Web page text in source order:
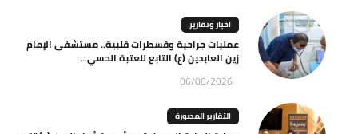
اخبار وتقارير
عمليات جراحية وقسطرات قلبية.. مستشفى الإمام
زين العابدين (ع) التابع للعتبة الحسي...
06/08/2026
التقارير المصورة